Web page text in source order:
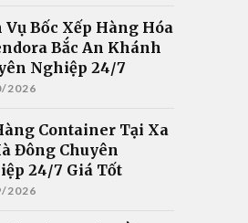
Vụ Bốc Xếp Hàng Hóa
Bắc An Khánh
Nghiệp 24/7
2026
Container Tại Xa
Đông Chuyên
24/7 Giá Tốt
2026